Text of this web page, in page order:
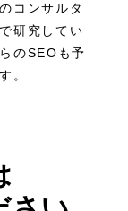
コンサルタ
研究してい
のSEOも予
。